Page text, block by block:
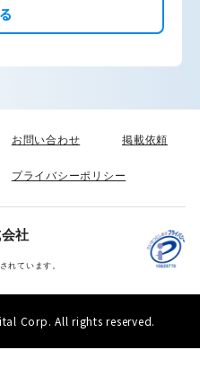
お問い合わせ 掲載依頼
プライバシーポリシー
社
れています。
Corp. All rights reserved.